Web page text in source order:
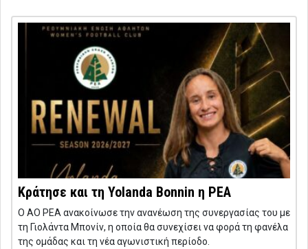
Κράτησε και τη Yolanda Bonnin η ΡΕΑ
Ο ΑΟ ΡΕΑ ανακοίνωσε την ανανέωση της συνεργασίας του με
τη Γιολάντα Μπονίν, η οποία θα συνεχίσει να φορά τη φανέλα
της ομάδας και τη νέα αγωνιστική περίοδο.